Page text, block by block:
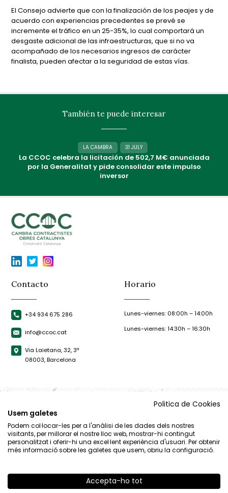
El Consejo advierte que con la finalización de los peajes y de
acuerdo con experiencias precedentes se prevé se
incremente el tráfico en un 25-35%, lo cual comportará un
desgaste adicional de las infraestructuras, que si no va
acompañado de los necesarios ingresos de carácter
finalista, pueden afectar a la seguridad de estas vías.
También te puede interesar
LA CAMBRA 31 JULY
La CCOC celebra la licitación de 502,7 M€ anunciada
por la Generalitat y pide consolidar este impulso
inversor
Contacto
+34 934 675 286
info@ccoc.cat
Via Laietana, 32, 3ª
08003, Barcelona
Horario
Lunes-viernes: 08:00h – 14:00h
Lunes-viernes: 14:30h – 16:30h
Politica de Cookies
Usem galetes
Podem col·locar-les per a l'anàlisi de les dades dels nostres
visitants, per millorar el nostre lloc web, mostrar-hi contingut
personalitzat i oferir-hi una excel·lent experiència d'usuari. Per obtenir
més informació sobre les galetes que usem, obriu la configuració.
Accepta-ho tot